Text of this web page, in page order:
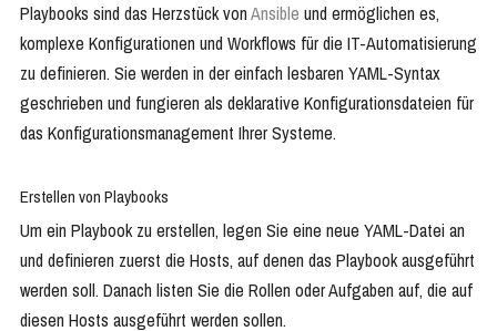
Playbooks sind das Herzstück vonAnsible und ermöglichen es,
komplexe Konfigurationen und Workflows für die IT-Automatisierung
zu definieren. Sie werden in der einfach lesbaren YAML-Syntax
geschrieben und fungieren als deklarative Konfigurationsdateien für
das Konfigurationsmanagement Ihrer Systeme.
Erstellen von Playbooks
Um ein Playbook zu erstellen, legen Sie eine neue YAML-Datei an
und definieren zuerst die Hosts, auf denen das Playbook ausgeführt
werden soll. Danach listen Sie die Rollen oder Aufgaben auf, die auf
diesen Hosts ausgeführt werden sollen.